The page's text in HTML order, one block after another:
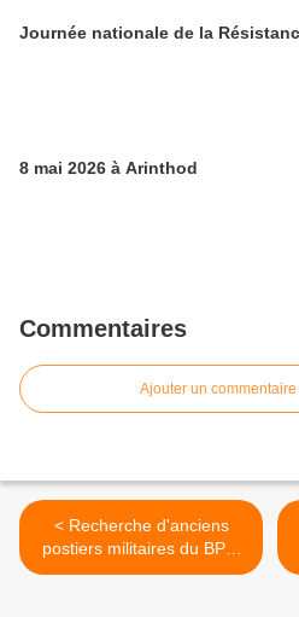
Journée nationale de la
8 mai 2026 à Arinthod
Commentaires
Ajouter un commentaire
< Recherche d'anciens
postiers militaires du BPM
de Rastatt aux FFA